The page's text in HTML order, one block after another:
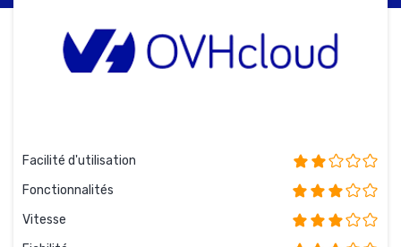
Facilité d'utilisation
Fonctionnalités
Vitesse